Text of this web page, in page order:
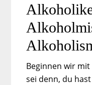
Beginnen wir
sei denn, du